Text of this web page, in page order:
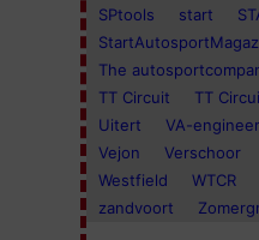
SPtools
start
The
TT Circuit
TT
Uitert
VA-
Vejon
Verschoor
Westfield
WTCR
zandvoort